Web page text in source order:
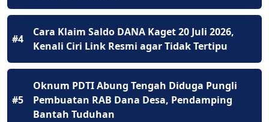
#4
Cara Klaim Saldo DANA Kaget 20 Juli 2026,
Kenali Ciri Link Resmi agar Tidak Tertipu
#5
Oknum PDTI Abung Tengah Diduga Pungli
Pembuatan RAB Dana Desa, Pendamping
Bantah Tuduhan